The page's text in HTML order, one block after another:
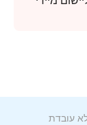
עובדת